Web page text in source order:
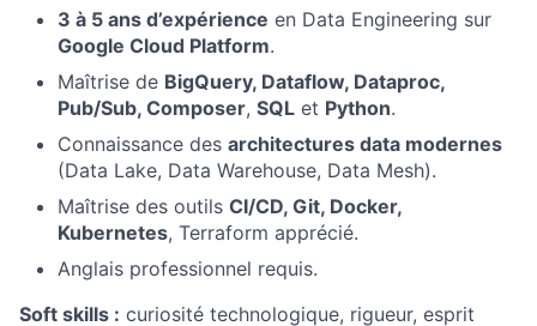
3 à 5 ans d’expérience en Data Engineering sur
Google Cloud Platform.
Maîtrise de BigQuery, Dataflow, Dataproc,
Pub/Sub, Composer, SQL et Python.
Connaissance des architectures data modernes
(Data Lake, Data Warehouse, Data Mesh).
Maîtrise des outils CI/CD, Git, Docker,
Kubernetes, Terraform apprécié.
Anglais professionnel requis.
Soft skills : curiosité technologique, rigueur, esprit